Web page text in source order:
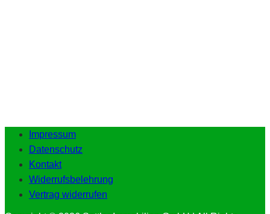
Impressum
Datenschutz
Kontakt
Widerrufsbelehrung
Vertrag widerrufen